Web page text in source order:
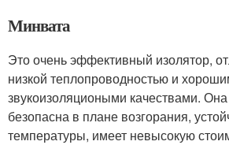
Минвата
Это очень эффективный изолятор,
низкой теплопроводностью и
звукоизоляциоными качествами.
безопасна в плане возгорания,
температуры, имеет невысокую